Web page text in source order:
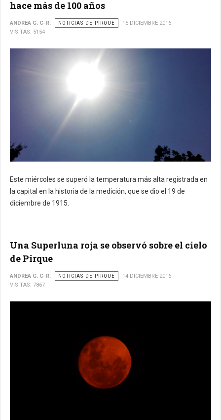
hace más de 100 años
ANDREA G. C-R. NOTICIAS DE PIRQUE
15 DICIEMBRE 2016
VISITAS: 5154
Este miércoles se superó la temperatura más alta registrada en
la capital en la historia de la medición, que se dio el 19 de
diciembre de 1915.
Una Superluna roja se observó sobre el cielo
de Pirque
ANDREA G. C-R. NOTICIAS DE PIRQUE
14 DICIEMBRE 2016
VISITAS: 7867